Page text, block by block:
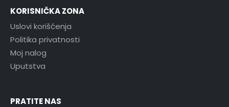
KORISNIČKA ZONA
Uslovi korišćenja
Politika privatnosti
Moj nalog
Uputstva
PRATITE NAS